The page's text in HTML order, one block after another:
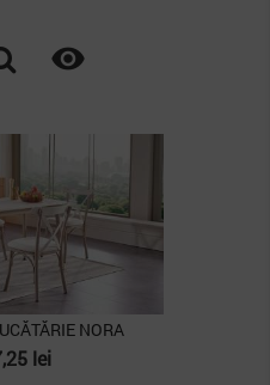

NORA
lei